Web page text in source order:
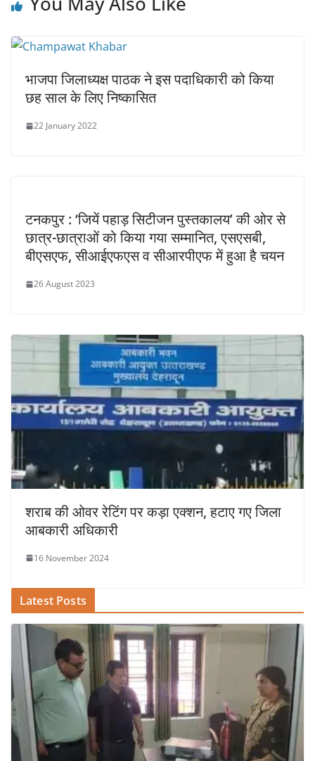
भाजपा जिलाध्यक्ष पाठक ने इस पदाधिकारी को किया
छह साल के लिए निष्कासित
22 January 2022
टनकपुर : ‘जियें पहाड़ सिटीजन पुस्तकालय’ की ओर से
छात्र-छात्राओं को किया गया सम्मानित, एसएसबी,
बीएसएफ, सीआईएफएस व सीआरपीएफ में हुआ है चयन
26 August 2023
शराब की ओवर​ रेटिंग पर कड़ा एक्शन, हटाए गए जिला
आबकारी अधिकारी
16 November 2024
Latest Posts